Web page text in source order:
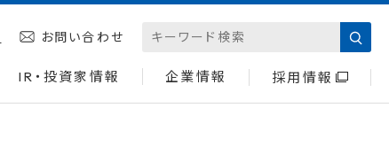
お問い合わせ
IR・投資家情報 企業情報 採用情報